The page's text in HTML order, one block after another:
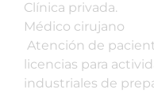
Clínica privada.
Médico cirujano
Atención de
licencias para
industriales de